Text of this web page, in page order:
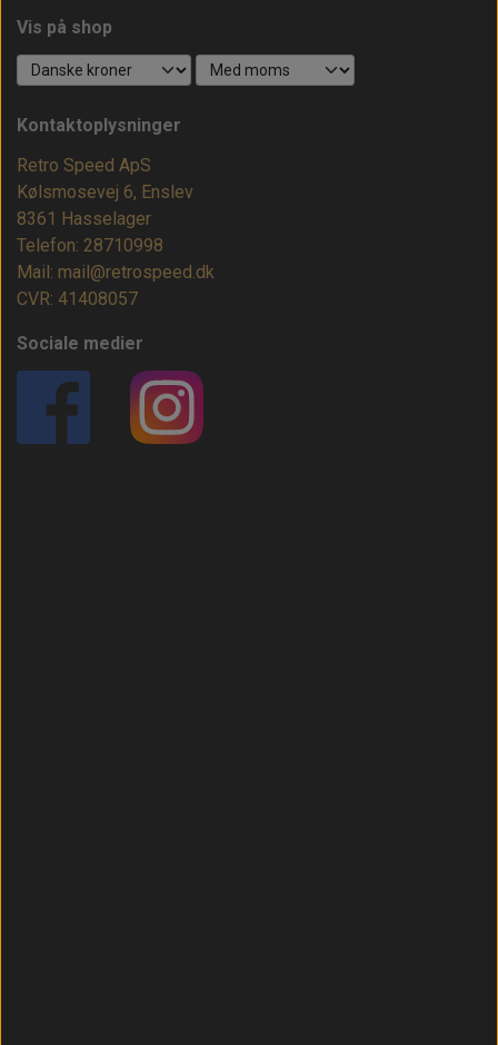
Vis på shop
Kontaktoplysninger
Retro Speed ApS
Kølsmosevej 6, Enslev
8361 Hasselager
Telefon: 28710998
Mail: mail@retrospeed.dk
CVR: 41408057
Sociale medier